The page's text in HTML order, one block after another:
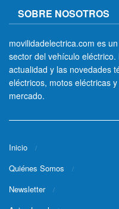
SOBRE NOSOTROS
movilidadelectrica.com es
sector del vehículo
actualidad y las novedades
eléctricos, motos eléctricas
mercado.
Inicio
Quiénes Somos
Newsletter